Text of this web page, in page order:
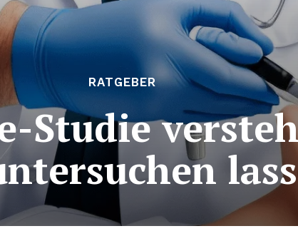
RATGEBER
Studie